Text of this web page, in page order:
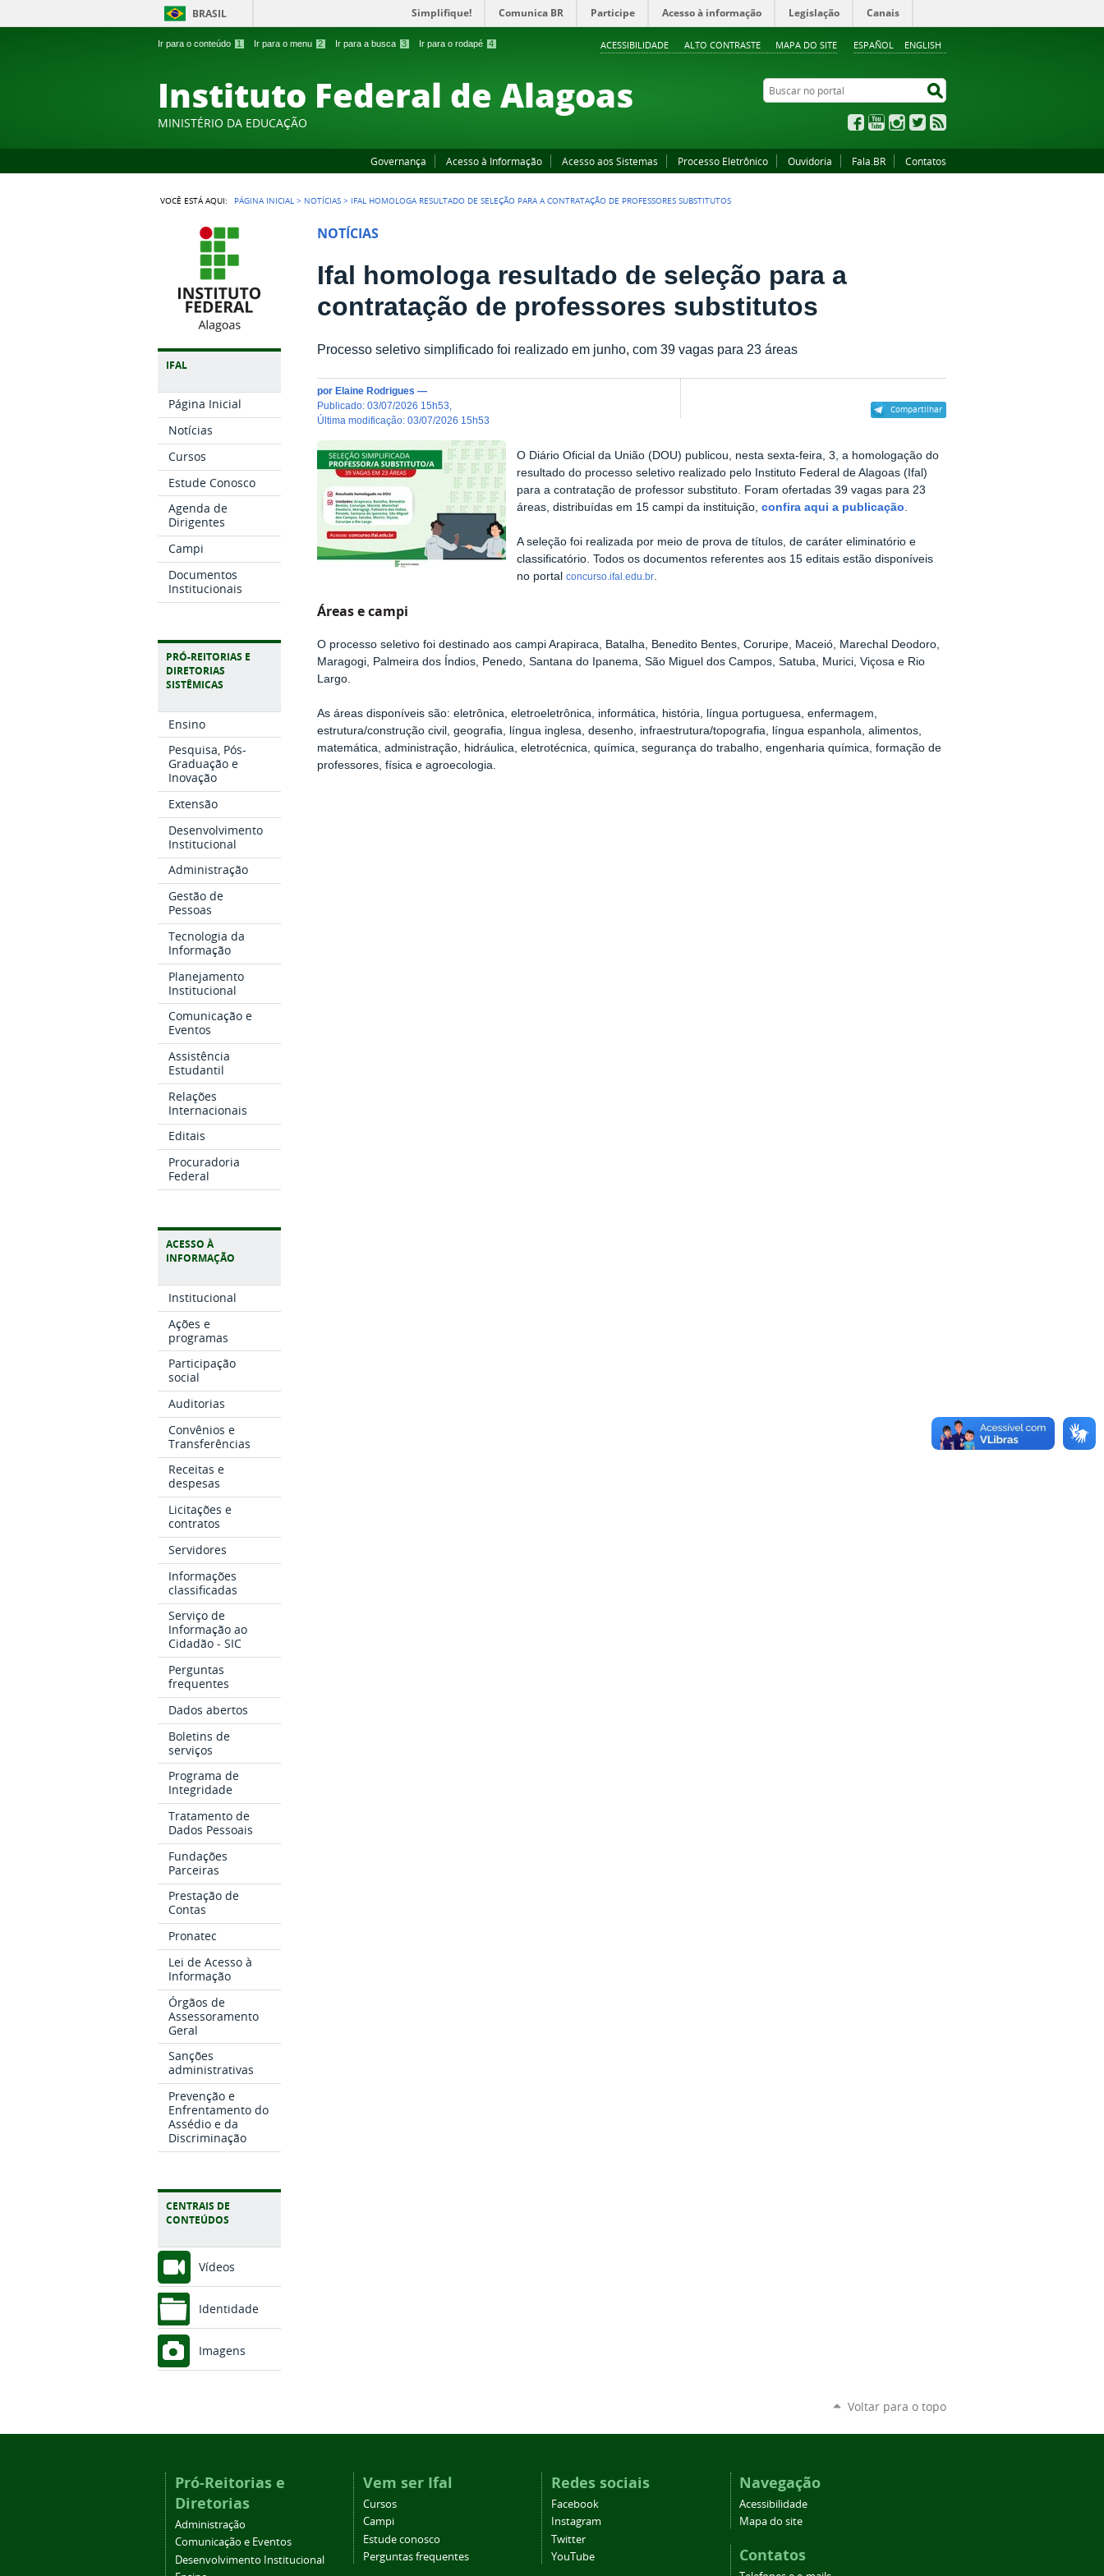
Ir para o conteúdo 1 Ir para o menu 2 Ir para a busca 3 Ir para o rodapé 4 ESPAÑOL ENGLISH
ACESSIBILIDADE ALTO CONTRASTE MAPA DO SITE
BRASIL Simplifique! Comunica BR Participe Acesso à informação Legislação Canais
Instituto Federal de Alagoas
MINISTÉRIO DA EDUCAÇÃO
Buscar no portal
FacebookYouTubeInstagram
Twitter
Governança Acesso à Informação Acesso aos Sistemas Processo Eletrônico Ouvidoria Fala.BR Contatos
VOCÊ ESTÁ AQUI: PÁGINA INICIAL > NOTÍCIAS > IFAL HOMOLOGA RESULTADO DE SELEÇÃO PARA A CONTRATAÇÃO DE PROFESSORES SUBSTITUTOS
IFAL
Página Inicial
Notícias
Cursos
Estude Conosco
Agenda de
Dirigentes
Campi
Documentos
Institucionais
PRÓ-REITORIAS E
DIRETORIAS
SISTÊMICAS
Ensino
Pesquisa, Pós-
Graduação e
Inovação
Extensão
Desenvolvimento
Institucional
Administração
Gestão de
Pessoas
Tecnologia da
Informação
Planejamento
Institucional
Comunicação e
Eventos
Assistência
Estudantil
Relações
Internacionais
Editais
Procuradoria
Federal
ACESSO À
INFORMAÇÃO
Institucional
Ações e
programas
Participação
social
Auditorias
Convênios e
Transferências
Receitas e
despesas
Licitações e
contratos
Servidores
Informações
classificadas
Serviço de
Informação ao
Cidadão - SIC
Perguntas
frequentes
Dados abertos
Boletins de
serviços
Programa de
Integridade
Tratamento de
Dados Pessoais
Fundações
Parceiras
Prestação de
Contas
Pronatec
Lei de Acesso à
Informação
Órgãos de
Assessoramento
Geral
Sanções
administrativas
Prevenção e
Enfrentamento do
Assédio e da
Discriminação
CENTRAIS DE
CONTEÚDOS
Vídeos
Identidade
Imagens
NOTÍCIAS
Ifal homologa resultado de seleção para a
contratação de professores substitutos
Processo seletivo simplificado foi realizado em junho, com 39 vagas para 23 áreas
Compartilhar
por Elaine Rodrigues —
publicado:03/07/2026 15h53
última modificação:03/07/2026 15h53
O Diário Oficial da União (DOU) publicou, nesta sexta-feira, 3, a homologação do
resultado do processo seletivo realizado pelo Instituto Federal de Alagoas (Ifal)
para a contratação de professor substituto. Foram ofertadas 39 vagas para 23
áreas, distribuídas em 15 campi da instituição, confira aqui a publicação.
A seleção foi realizada por meio de prova de títulos, de caráter eliminatório e
classificatório. Todos os documentos referentes aos 15 editais estão disponíveis
no portal concurso.ifal.edu.br.
Áreas e campi
O processo seletivo foi destinado aos campi Arapiraca, Batalha, Benedito Bentes, Coruripe, Maceió, Marechal Deodoro,
Maragogi, Palmeira dos Índios, Penedo, Santana do Ipanema, São Miguel dos Campos, Satuba, Murici, Viçosa e Rio
Largo.
As áreas disponíveis são: eletrônica, eletroeletrônica, informática, história, língua portuguesa, enfermagem,
estrutura/construção civil, geografia, língua inglesa, desenho, infraestrutura/topografia, língua espanhola, alimentos,
matemática, administração, hidráulica, eletrotécnica, química, segurança do trabalho, engenharia química, formação de
professores, física e agroecologia.
Voltar para o topo
Pró-Reitorias e
Diretorias
Administração
Comunicação e Eventos
Desenvolvimento Institucional
Vem ser Ifal
Cursos
Campi
Estude conosco
Perguntas frequentes
Redes sociais
Facebook
Instagram
Twitter
YouTube
Navegação
Acessibilidade
Mapa do site
Contatos